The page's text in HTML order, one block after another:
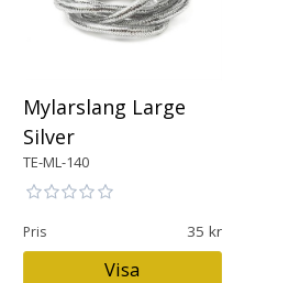
Mylarslang Large
Silver
TE-ML-140
Pris 35
Visa